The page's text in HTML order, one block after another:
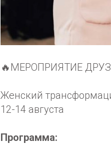
🔥МЕРОПРИЯТИЕ
Женский
12-14 августа
Программа: